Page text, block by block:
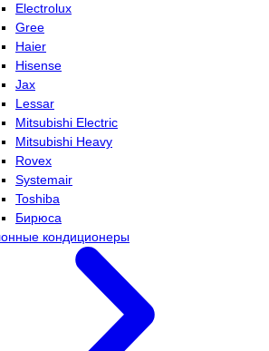
Electrolux
Gree
Haier
Hisense
Jax
Lessar
Mitsubishi Electric
Mitsubishi Heavy
Rovex
Systemair
Toshiba
Бирюса
кондиционеры